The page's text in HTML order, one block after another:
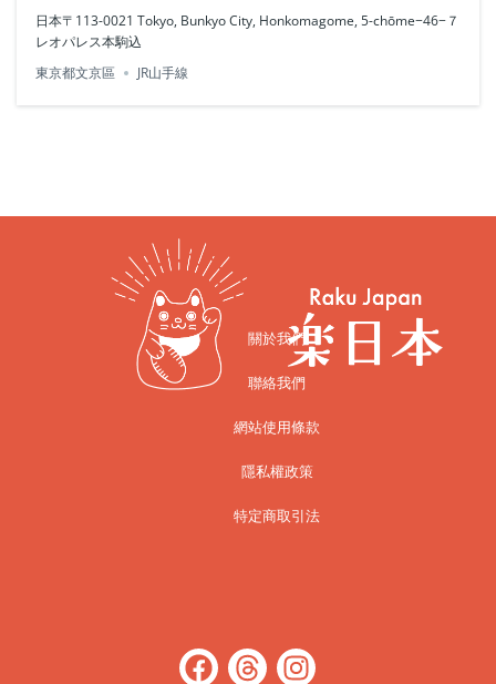
日本〒113-0021 Tokyo, Bunkyo City, Honkomagome, 5-chōme−46−７
レオパレス本駒込
東京都文京區
JR山手線
關於我們
聯絡我們
網站使用條款
隱私權政策
特定商取引法